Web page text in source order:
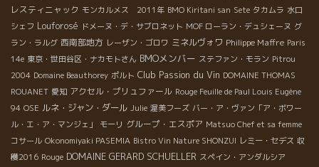
レスティニャック モンカルメス 2011年 BMO Kiritani san Sete タカムラ 水口
シェフ Louforosé ドメーヌ・デ・サブロネット MOF ローラン・デュシェーヌ グ
ラン・ラルグ 西南部地方 レーザン・ゴロワ ミネルヴォワ Philippe Maffre Paris
14e 東京・世田谷区・ナカモトさん BMOメンバー ステファン・モラン Pitrou
2004 Domaine Beauthorey ポルト Club Passion du Vin DOMAINE THOMAS
ROUANET 愛知 アクセル・プリュファール Rouge Feuille de Paul Louis Eugène
94 OSE ルネ・ジャン・ダール Julie 渥美フーズ バー・ア・ヴァン「ア・ボワー
ル・エ・ア・マンジェ」
モーリ グループ・エスポア Matsuo Chef et sa femme
コサール Okonomiyaki PASEMIA Bistro Vin Nature SHONZUI レミー・セデス 収
穫2016 Rouge DOMAINE GERARD SCHUELLER スペイン・アンダルシア